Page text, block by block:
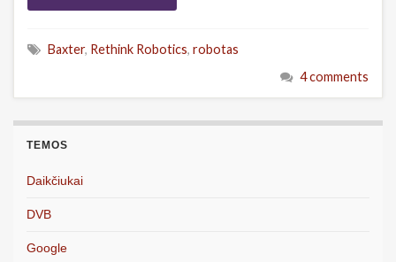
Baxter, Rethink Robotics, robotas
4 comments
TEMOS
Daikčiukai
DVB
Google